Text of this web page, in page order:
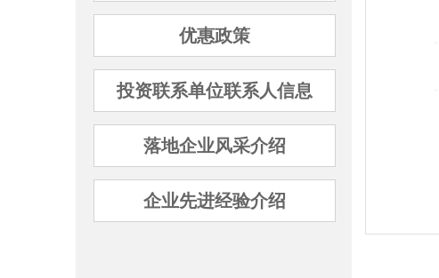
优惠政策
投资联系单位联系人信息
落地企业风采介绍
企业先进经验介绍